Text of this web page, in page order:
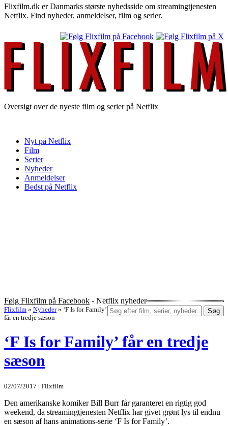
Flixfilm.dk er Danmarks største nyhedsside om streamingtjenesten
Netflix. Find nyheder, anmeldelser, film og serier.
Oversigt over de nyeste film og serier på Netflix
Nyt på Netflix
Film
Serier
Nyheder
Anmeldelser
Bedst på Netflix
Følg Flixfilm på Facebook - Netflix nyheder
Søg
Flixfilm » Nyheder » ‘F Is for Family’
får en tredje sæson
‘F Is for Family’ får en tredje
sæson
02/07/2017 | Flixfilm
Den amerikanske komiker Bill Burr får garanteret en rigtig god
weekend, da streamingtjenesten Netflix har givet grønt lys til endnu
en sæson af hans animations-serie ‘F Is for Family’.